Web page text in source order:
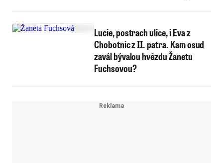
Lucie, postrach ulice, i Eva z
Chobotnic z II. patra. Kam osud
zavál bývalou hvězdu Žanetu
Fuchsovou?